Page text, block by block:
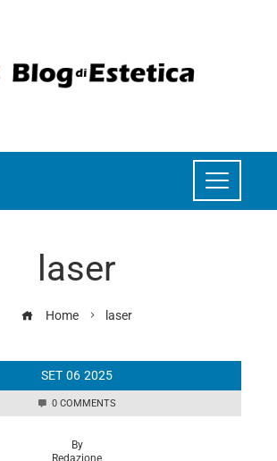
laser
Home laser
SET 06 2025
0 COMMENTS
By
Redazione